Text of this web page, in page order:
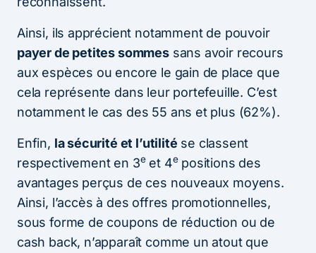
Ainsi, ils apprécient notamment de pouvoir
payer de petites sommessans avoir recours
aux espèces ou encore le gain de place que
cela représente dans leur portefeuille. C’est
notamment le cas des 55 ans et plus (62%).
Enfin, la sécurité et l’utilité se classent
respectivement en 3eet 4epositions des
avantages perçus de ces nouveaux moyens.
Ainsi, l’accès à des offres promotionnelles,
sous forme de coupons de réduction ou de
cash back, n’apparaît comme un atout que